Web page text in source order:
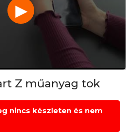
▶
Z műanyag tok
nincs készleten és nem